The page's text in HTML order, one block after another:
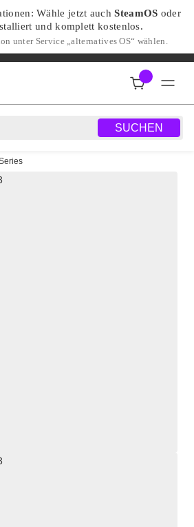
Wähle jetzt auchSteamOS oder
und komplett kostenlos.
unter Service „alternatives OS“ wählen.
SUCHEN